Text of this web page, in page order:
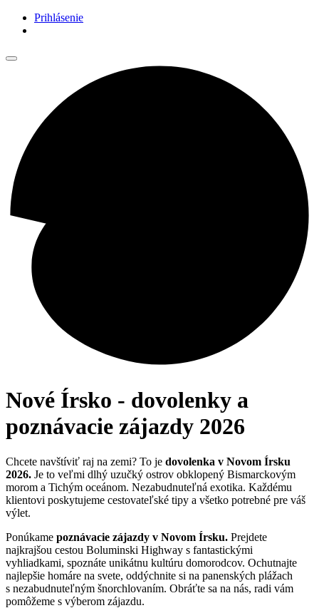
Prihlásenie
Nové Írsko - dovolenky a
poznávacie zájazdy 2026
Chcete navštíviť raj na zemi? To je dovolenka v Novom Írsku
2026. Je to veľmi dlhý uzučký ostrov obklopený Bismarckovým
morom a Tichým oceánom. Nezabudnuteľná exotika. Každému
klientovi poskytujeme cestovateľské tipy a všetko potrebné pre váš
výlet.
Ponúkame poznávacie zájazdy v Novom Írsku. Prejdete
najkrajšou cestou Boluminski Highway s fantastickými
vyhliadkami, spoznáte unikátnu kultúru domorodcov. Ochutnajte
najlepšie homáre na svete, oddýchnite si na panenských plážach
s nezabudnuteľným šnorchlovaním. Obráťte sa na nás, radi vám
pomôžeme s výberom zájazdu.